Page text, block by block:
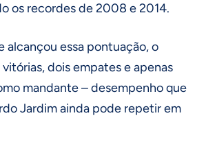
os recordes de 2008 e 2014.
alcançou essa pontuação, o
dois empates e apenas
mandante – desempenho que
Jardim ainda pode repetir em